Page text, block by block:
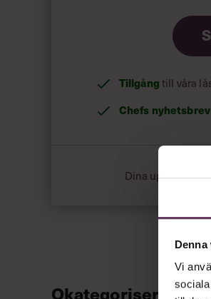
Vi
Vilken är den största
marknadsledande globalt
Tillgångtill våra
Chefs nyhetsbrev
Dina uppgifter
Okategoriserade